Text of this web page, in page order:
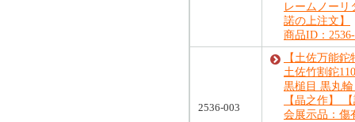
レームノーリ
諾の上注文】
商品ID：
2536-003
【土佐万能鉈
土佐竹割鉈
黒槌目 黒丸
【晶之作】
会展示品：